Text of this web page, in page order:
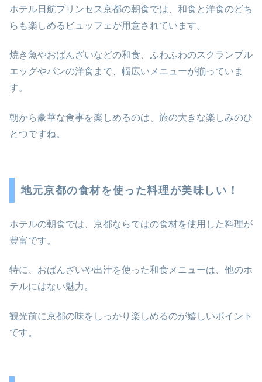
ホテル日航プリンセス京都の朝食では、和食と洋食のどち
らも楽しめるビュッフェが用意されています。
焼き魚やおばんざいなどの和食、ふわふわのスクランブル
エッグやパンの洋食まで、幅広いメニューが揃っていま
す。
朝から豪華な食事を楽しめるのは、旅の大きな楽しみのひ
とつですね。
地元京都の食材を使った料理が美味しい！
ホテルの朝食では、京都ならではの食材を使用した料理が
豊富です。
特に、おばんざいや出汁を使った和食メニューは、他のホ
テルにはない魅力。
観光前に京都の味をしっかり楽しめるのが嬉しいポイント
です。